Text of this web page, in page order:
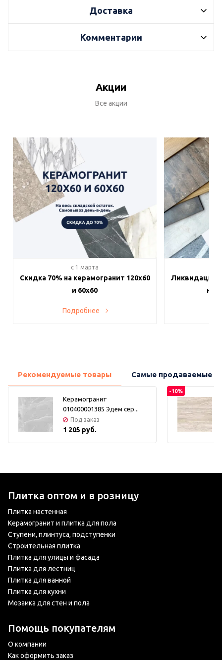
Доставка
Комментарии
Акции
Все акции
c 1 марта
Скидка 70% на керамогранит 120х60
и 60х60
Подробнее
Ликвидация
на
Рекомендуемые товары Самые продаваемые
Керамогранит
010400001385 Эдем сер...
Под заказ
1 205 руб.
-10%
Плитка оптом и в розницу
Плитка настенная
Керамогранит и плитка для пола
Ступени, плинтуса, подступенки
Строительная плитка
Плитка для улицы и фасада
Плитка для лестниц
Плитка для ванной
Плитка для кухни
Мозаика для стен и пола
Помощь покупателям
О компании
Как оформить заказ